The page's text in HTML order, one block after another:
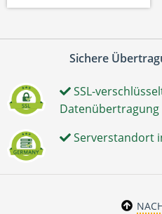
Sichere
SSL-
Datenübertragung
Serverstandort